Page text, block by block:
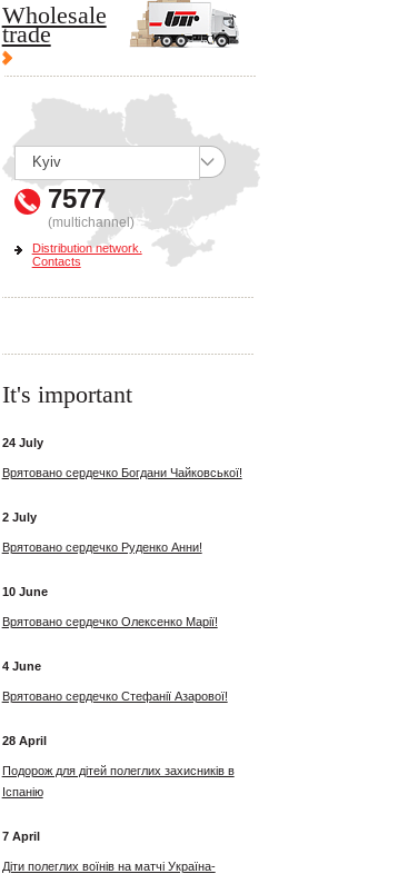
Wholesale
trade
7577
(multichannel)
Distribution network.
Contacts
It's important
24 July
Врятовано сердечко Богдани Чайковської!
2 July
Врятовано сердечко Руденко Анни!
10 June
Врятовано сердечко Олексенко Марії!
4 June
Врятовано сердечко Стефанії Азарової!
28 April
Подорож для дітей полеглих захисників в
Іспанію
7 April
Діти полеглих воїнів на матчі Україна-